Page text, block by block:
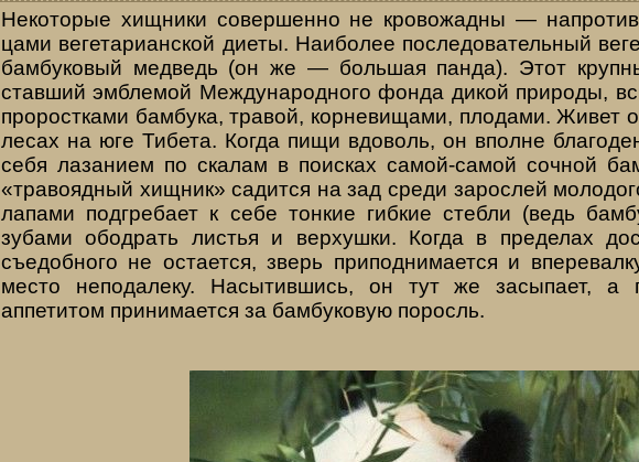
Некоторые хищники совершенно не кро­вожадны —
цами вегетарианской диеты. Наиболее после­довательный
бам­буковый медведь (он же — большая панда). Этот
ставший эмблемой Международного фонда дикой при­роды,
проростками бамбука, травой, корневищами, плодами. Живет
лесах на юге Тибета. Когда пищи вдоволь, он вполне
себя лазанием по скалам в поисках самой-самой сочной
«травоядный хищник» са­дится на зад среди зарослей
лапами подгребает к себе тон­кие гибкие стебли (ведь
зубами ободрать листья и верхушки. Когда в пределах
съедобного не остается, зверь приподнимает­ся и
место не­подалеку. Насытившись, он тут же засыпает, а
аппетитом принимает­ся за бамбуковую поросль.